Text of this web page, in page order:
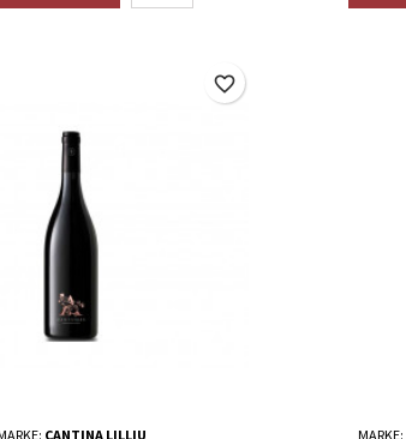
CANTINA LILLIU
favorite_border
MARKE: